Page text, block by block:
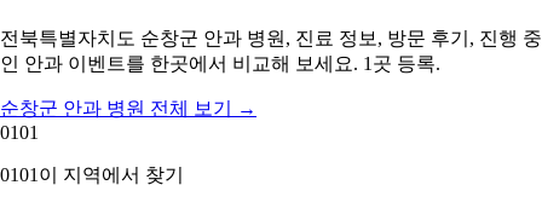
전북특별자치도 순창군 안과 병원, 진료 정보, 방문 후기, 진행 중
인 안과 이벤트를 한곳에서 비교해 보세요. 1곳 등록.
순창군 안과 병원 전체 보기
→
0101
0101 이 지역에서 찾기